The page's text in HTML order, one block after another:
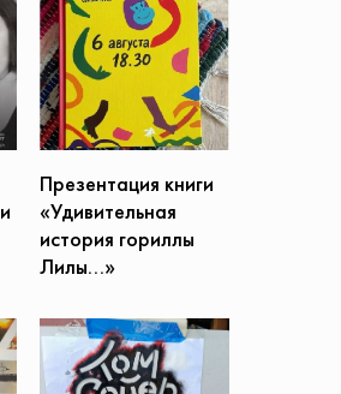
Презентация книги
«Удивительная
история гориллы
Лилы...»